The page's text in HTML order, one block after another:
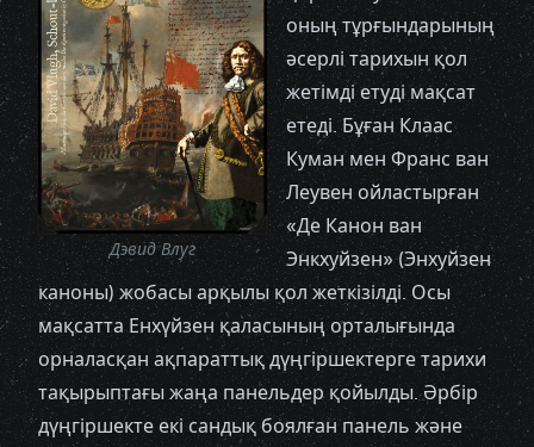
Дэвид Влуг
оның тұрғындарының
әсерлі тарихын қол
жетімді етуді мақсат
етеді. Бұған Клаас
Куман мен Франс ван
Леувен ойластырған
«Де Канон ван
Энкхуйзен» (Энхуйзен
каноны) жобасы арқылы қол жеткізілді. Осы
мақсатта Енхүйзен қаласының орталығында
орналасқан ақпараттық дүңгіршектерге тарихи
тақырыптағы жаңа панельдер қойылды. Әрбір
дүңгіршекте екі сандық боялған панель және